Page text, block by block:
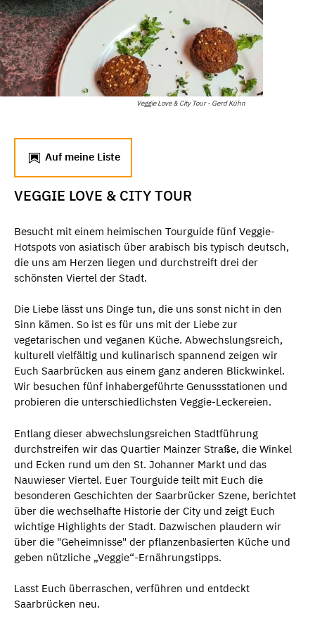
Veggie Love & City Tour - Gerd Kühn
Auf meine Liste
VEGGIE LOVE & CITY TOUR
Besucht mit einem heimischen Tourguide fünf Veggie-
Hotspots von asiatisch über arabisch bis typisch deutsch,
die uns am Herzen liegen und durchstreift drei der
schönsten Viertel der Stadt.
Die Liebe lässt uns Dinge tun, die uns sonst nicht in den
Sinn kämen. So ist es für uns mit der Liebe zur
vegetarischen und veganen Küche. Abwechslungsreich,
kulturell vielfältig und kulinarisch spannend zeigen wir
Euch Saarbrücken aus einem ganz anderen Blickwinkel.
Wir besuchen fünf inhabergeführte Genussstationen und
probieren die unterschiedlichsten Veggie-Leckereien.
Entlang dieser abwechslungsreichen Stadtführung
durchstreifen wir das Quartier Mainzer Straße, die Winkel
und Ecken rund um den St. Johanner Markt und das
Nauwieser Viertel. Euer Tourguide teilt mit Euch die
besonderen Geschichten der Saarbrücker Szene, berichtet
über die wechselhafte Historie der City und zeigt Euch
wichtige Highlights der Stadt. Dazwischen plaudern wir
über die "Geheimnisse" der pflanzenbasierten Küche und
geben nützliche „Veggie“-Ernährungstipps.
Lasst Euch überraschen, verführen und entdeckt
Saarbrücken neu.